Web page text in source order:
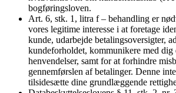
bogføringsloven.
Art. 6, stk. 1, litra f – behandling er
vores legitime interesse i at foretage
kunde, udarbejde betalingsoversigter,
kundeforholdet, kommunikere med dig
henvendelser, samt for at forhindre
gennemførslen af betalinger. Denne
tilsidesætte dine grundlæggende